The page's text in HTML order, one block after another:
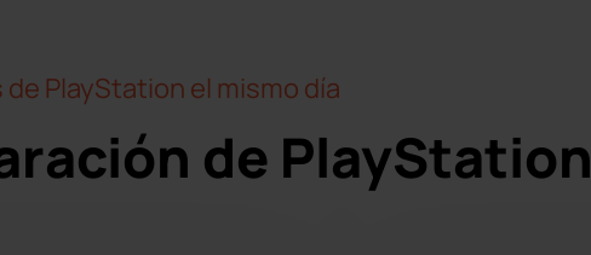
PlayStation el mismo día
de PlayStation